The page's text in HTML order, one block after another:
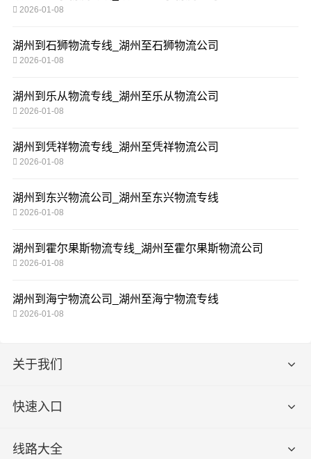
2026-01-08
湖州到石狮物流专线_湖州至石狮物流公司
2026-01-08
湖州到乐从物流专线_湖州至乐从物流公司
2026-01-08
湖州到凭祥物流专线_湖州至凭祥物流公司
2026-01-08
湖州到东兴物流公司_湖州至东兴物流专线
2026-01-08
湖州到霍尔果斯物流专线_湖州至霍尔果斯物流公司
2026-01-08
湖州到海宁物流公司_湖州至海宁物流专线
2026-01-08
关于我们
快速入口
线路大全